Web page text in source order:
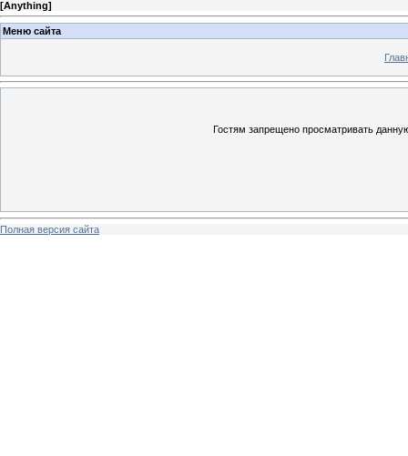
[Anything]
Меню сайта
Гостям запрещено просматривать
Полная версия сайта